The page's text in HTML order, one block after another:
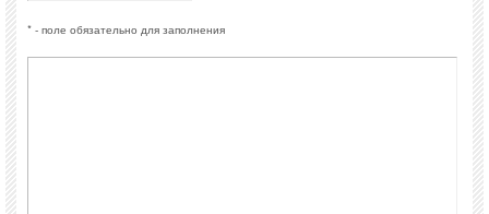
* - поле обязательно для заполнения